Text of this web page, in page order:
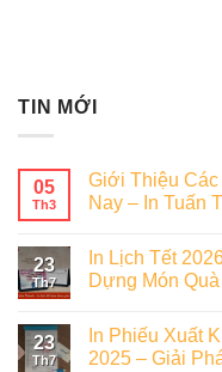
TIN MỚI
05
Th3
Giới Thiệu Các
Nay – In Tuấn
23
Th7
In Lịch Tết
Dựng Món
23
Th7
In Phiếu Xuất
2025 – Giải